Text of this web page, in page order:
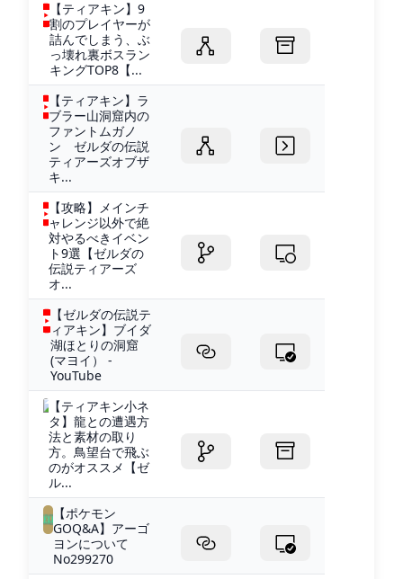
【ティアキン】9
割のプレイヤーが
詰んでしまう、ぶ
っ壊れ裏ボスラン
キングTOP8【...
【ティアキン】ラ
ブラー山洞窟内の
ファントムガノ
ン ゼルダの伝説
ティアーズオブザ
キ...
【攻略】メインチ
ャレンジ以外で絶
対やるべきイベン
ト9選【ゼルダの
伝説ティアーズ
オ...
【ゼルダの伝説テ
ィアキン】ブイダ
湖ほとりの洞窟
(マヨイ） -
YouTube
【ティアキン小ネ
タ】龍との遭遇方
法と素材の取り
方。鳥望台で飛ぶ
のがオススメ【ゼ
ル...
【ポケモン
GOQ&A】アーゴ
ヨンについて
No299270